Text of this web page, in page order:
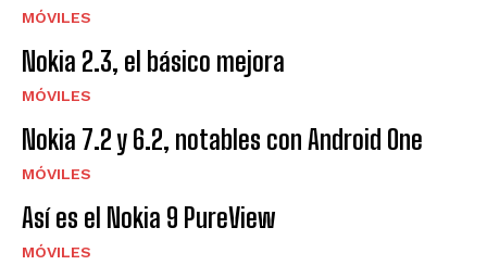
MÓVILES
Nokia 2.3, el básico mejora
MÓVILES
Nokia 7.2 y 6.2, notables con Android One
MÓVILES
Así es el Nokia 9 PureView
MÓVILES